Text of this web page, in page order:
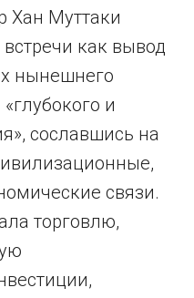
Хан Муттаки
как вывод
нынешнего
и
сославшись на
связи.
торговлю,